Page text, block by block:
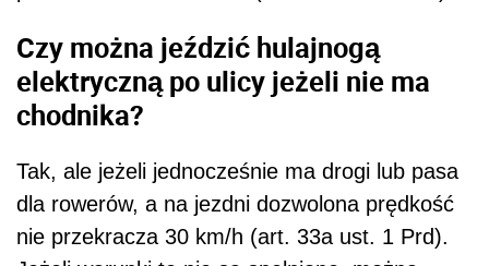
Czy można jeździć hulajnogą
elektryczną po ulicy jeżeli nie ma
chodnika?
Tak, ale jeżeli jednocześnie ma drogi lub pasa
dla rowerów, a na jezdni dozwolona prędkość
nie przekracza 30 km/h (art. 33a ust. 1 Prd).